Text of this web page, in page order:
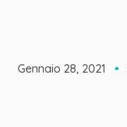
Gennaio 28, 2021